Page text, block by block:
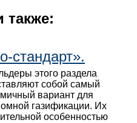
также:
стандарт».
этого раздела
собой самый
вариант для
газификации. Их
особенностью